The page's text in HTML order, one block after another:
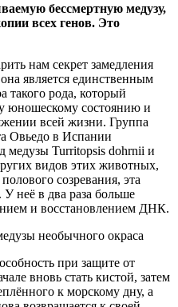
бессмертную медузу,
всех генов. Это
нам секрет замедления
является единственным
такого рода, который
юношескому состоянию и
всей жизни. Группа
Овьедо в Испании
медузы Turritopsis dohrnii и
видов этих животных,
созревания, эта
У неё в два раза больше
и восстановлением ДНК.
необычного окраса
при защите от
вновь стать кистой, затем
к морскому дну, а